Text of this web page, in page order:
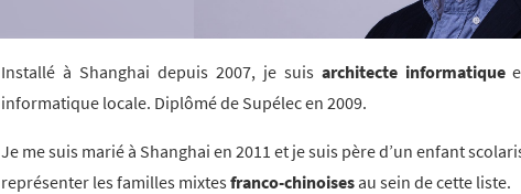
Installé à Shanghai depuis 2007, je suis architecte informatique
informatique locale. Diplômé de Supélec en 2009.
Je me suis marié à Shanghai en 2011 et je suis père d’un enfant
représenter les familles mixtesfranco-chinoisesau sein de cette liste.